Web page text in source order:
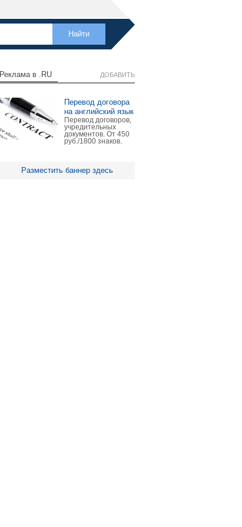
Реклама в .RU ДОБАВИТЬ
Перевод договора
на английский язык
Перевод договоров,
учредительных
документов. От 450
руб./1800 знаков.
Разместить баннер здесь